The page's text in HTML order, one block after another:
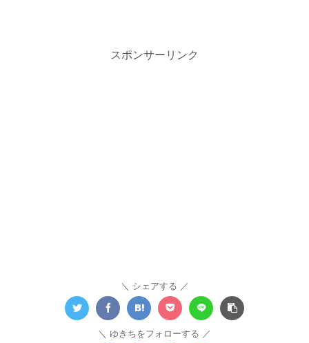
スポンサーリンク
シェアする
ゆきちをフォローする